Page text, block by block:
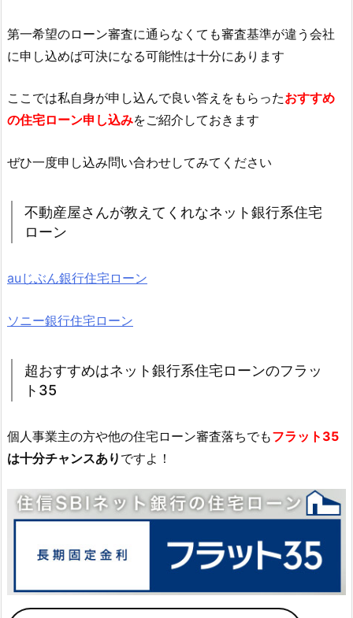
第一希望のローン審査に通らなくても審査基準が違う会社
に申し込めば可決になる可能性は十分にあります
ここでは私自身が申し込んで良い答えをもらったおすすめ
の住宅ローン申し込みをご紹介しておきます
ぜひ一度申し込み問い合わせしてみてください
不動産屋さんが教えてくれなネット銀行系住宅
ローン
auじぶん銀行住宅ローン
ソニー銀行住宅ローン
超おすすめはネット銀行系住宅ローンのフラッ
ト35
個人事業主の方や他の住宅ローン審査落ちでもフラット35
は十分チャンスあり ですよ！